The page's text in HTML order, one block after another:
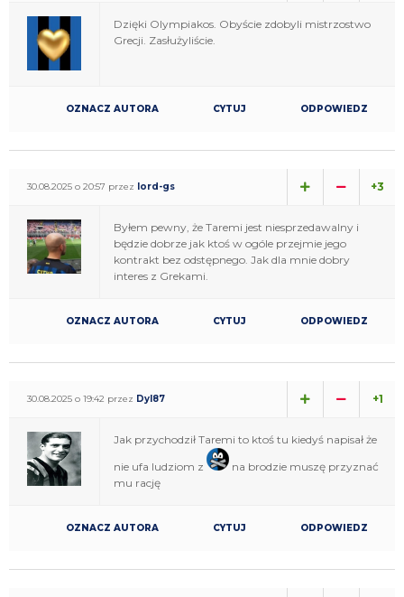
Dzięki Olympiakos. Obyście zdobyli mistrzostwo
Grecji. Zasłużyliście.
OZNACZ AUTORA CYTUJ ODPOWIEDZ
30.08.2025 o 20:57 przez lord-gs +3
Byłem pewny, że Taremi jest niesprzedawalny i
będzie dobrze jak ktoś w ogóle przejmie jego
kontrakt bez odstępnego. Jak dla mnie dobry
interes z Grekami.
OZNACZ AUTORA CYTUJ ODPOWIEDZ
30.08.2025 o 19:42 przez Dyl87 +1
Jak przychodził Taremi to ktoś tu kiedyś napisał że
nie ufa ludziom z
na brodzie muszę przyznać
mu rację
OZNACZ AUTORA CYTUJ ODPOWIEDZ